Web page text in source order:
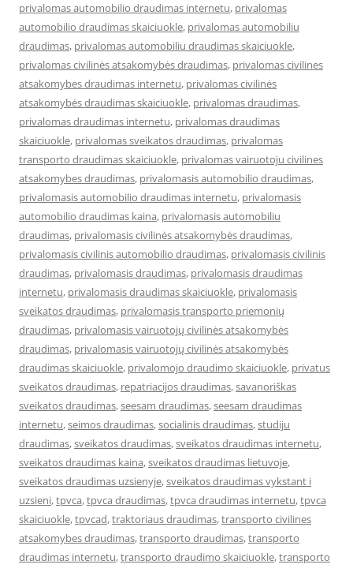
privalomas automobilio draudimas internetu, privalomas
automobilio draudimas skaiciuokle, privalomas automobiliu
draudimas, privalomas automobiliu draudimas skaiciuokle,
privalomas civilinės atsakomybės draudimas, privalomas civilines
atsakomybes draudimas internetu, privalomas civilinės
atsakomybės draudimas skaiciuokle, privalomas draudimas,
privalomas draudimas internetu, privalomas draudimas
skaiciuokle, privalomas sveikatos draudimas, privalomas
transporto draudimas skaiciuokle, privalomas vairuotoju civilines
atsakomybes draudimas, privalomasis automobilio draudimas,
privalomasis automobilio draudimas internetu, privalomasis
automobilio draudimas kaina, privalomasis automobiliu
draudimas, privalomasis civilinės atsakomybės draudimas,
privalomasis civilinis automobilio draudimas, privalomasis civilinis
draudimas, privalomasis draudimas, privalomasis draudimas
internetu, privalomasis draudimas skaiciuokle, privalomasis
sveikatos draudimas, privalomasis transporto priemonių
draudimas, privalomasis vairuotojų civilinės atsakomybės
draudimas, privalomasis vairuotojų civilinės atsakomybės
draudimas skaiciuokle, privalomojo draudimo skaiciuokle, privatus
sveikatos draudimas, repatriacijos draudimas,savanoriškas
sveikatos draudimas,seesam draudimas,seesam draudimas
internetu,seimos draudimas,socialinis draudimas,studiju
draudimas,sveikatos draudimas,sveikatos draudimas internetu,
sveikatos draudimas kaina,sveikatos draudimas lietuvoje,
sveikatos draudimas uzsienyje,sveikatos draudimas vykstant i
uzsieni,tpvca,tpvca draudimas,tpvca draudimas internetu,tpvca
skaiciuokle,tpvcad,traktoriaus draudimas,transporto civilines
atsakomybes draudimas,transporto draudimas,transporto
draudimas internetu,transporto draudimo skaiciuokle,transporto